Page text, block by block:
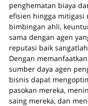
penghematan biaya
efisien hingga mitigasi
bimbingan ahli,
sama dengan agen
reputasi baik
Dengan
sumber daya agen
bisnis dapat
pasokan mereka,
saing mereka, dan